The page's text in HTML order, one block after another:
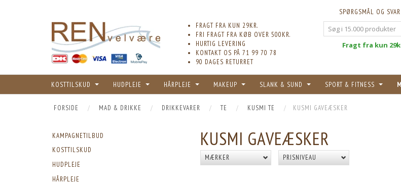
SPØRGSMÅL OG SVAR
FRAGT FRA KUN 29KR.
FRI FRAGT FRA KØB OVER 500KR.
HURTIG LEVERING
KONTAKT OS PÅ 71 99 70 78
90 DAGES RETURRET
Fragt fra kun
KOSTTILSKUD HUDPLEJE HÅRPLEJE MAKEUP SLANK & SUND SPORT & FITNESS
FORSIDE MAD & DRIKKE DRIKKEVARER TE KUSMI TE KUSMI GAVEÆSKER
KAMPAGNETILBUD
KOSTTILSKUD
HUDPLEJE
HÅRPLEJE
KUSMI GAVEÆSKER
MÆRKER PRISNIVEAU